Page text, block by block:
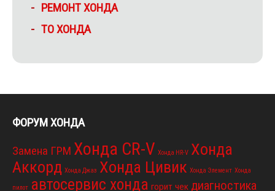
РЕМОНТ ХОНДА
ТО ХОНДА
ФОРУМ ХОНДА
Замена ГРМ Хонда CR-V Хонда HR-V Хонда
Аккорд Хонда Джаз Хонда Цивик Хонда Элемент Хонда
пилот автосервис хонда горит чек диагностика